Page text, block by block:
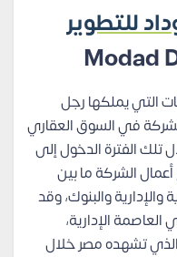
للتطوير
التي يملكها رجل
في السوق العقاري
خلال تلك الفترة الدخول إلى
الشركة ما بين
والإدارية والبنوك، وقد
الإدارية،
الذي تشهده مصر خلال